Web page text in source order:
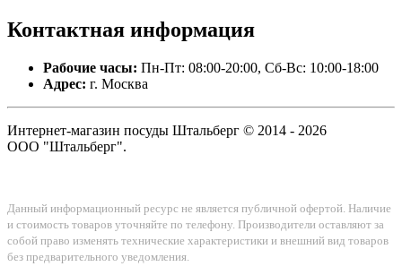
Контактная информация
Рабочие часы: Пн-Пт: 08:00-20:00, Сб-Вс: 10:00-18:00
Адрес: г. Москва
Интернет-магазин посуды Штальберг © 2014 - 2026
ООО "Штальберг".
Данный информационный ресурс не является публичной офертой. Наличие
и стоимость товаров уточняйте по телефону. Производители оставляют за
собой право изменять технические характеристики и внешний вид товаров
без предварительного уведомления.